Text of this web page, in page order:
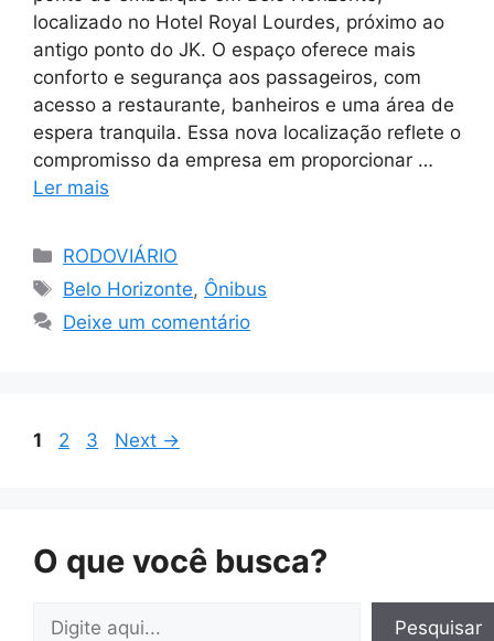
localizado no Hotel Royal Lourdes, próximo ao
antigo ponto do JK. O espaço oferece mais
conforto e segurança aos passageiros, com
acesso a restaurante, banheiros e uma área de
espera tranquila. Essa nova localização reflete o
compromisso da empresa em proporcionar …
Ler mais
Categorias
RODOVIÁRIO
Tags
Belo Horizonte, Ônibus
Deixe um comentário
Page
1 Page
2 Page
3 Next →
O que você busca?
Pesquisar
Pesquisar